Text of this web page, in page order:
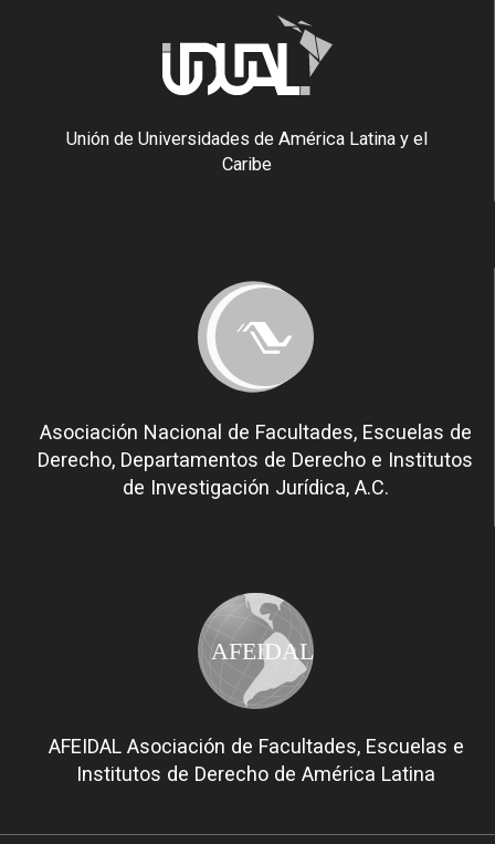
Unión de Universidades de América Latina y el
Caribe
Asociación Nacional de Facultades, Escuelas de
Derecho, Departamentos de Derecho e Institutos
de Investigación Jurídica, A.C.
AFEIDAL
AFEIDAL Asociación de Facultades, Escuelas e
Institutos de Derecho de América Latina